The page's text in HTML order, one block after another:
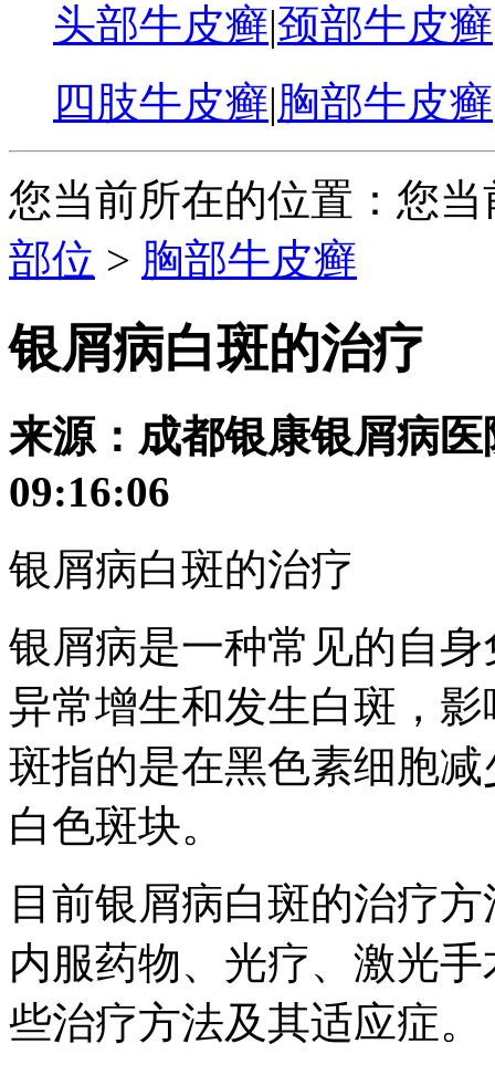
头部牛皮癣|颈部牛皮癣
四肢牛皮癣|胸部牛皮癣
您当前所在的位置：您
部位 > 胸部牛皮癣
银屑病白斑的治疗
来源：成都银康银屑病
09:16:06
银屑病白斑的治疗
银屑病是一种常见的自
异常增生和发生白斑，
斑指的是在黑色素细胞
白色斑块。
目前银屑病白斑的治疗
内服药物、光疗、激光
些治疗方法及其适应症。